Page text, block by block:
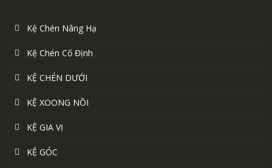
Kệ Chén Nâng Hạ
Kệ Chén Cố Định
KỆ CHÉN DƯỚI
KỆ XOONG NỒI
KỆ GIA VỊ
KỆ GÓC